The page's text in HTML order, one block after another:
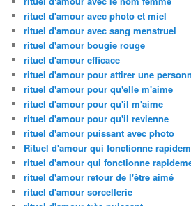
rituel d'amour avec photo et miel
rituel d'amour avec sang menstruel
rituel d'amour bougie rouge
rituel d'amour efficace
rituel d'amour pour attirer une
rituel d'amour pour qu'elle m'aime
rituel d'amour pour qu'il m'aime
rituel d'amour pour qu'il revienne
rituel d'amour puissant avec photo
Rituel d'amour qui fonctionne
rituel d'amour qui fonctionne
rituel d'amour retour de l'être aimé
rituel d'amour sorcellerie